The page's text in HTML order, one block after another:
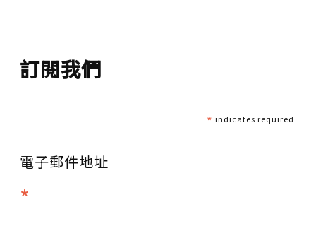
訂閱我們
* indicates required
電子郵件地址
*